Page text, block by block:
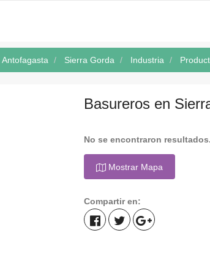
Antofagasta Sierra Gorda Industria
Basureros en
No se encontraron resultados.
Mostrar Mapa
Compartir en: